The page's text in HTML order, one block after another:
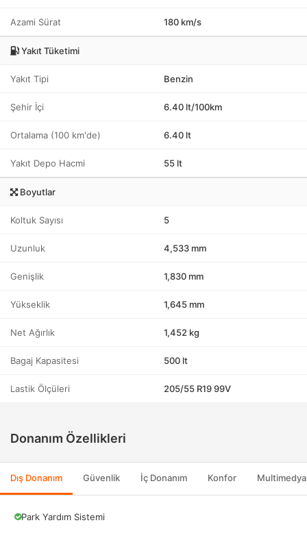
Azami Sürat 180 km/s
Yakıt Tüketimi
Yakıt Tipi Benzin
Şehir İçi 6.40 lt/100km
Ortalama (100 km'de) 6.40 lt
Yakıt Depo Hacmi 55 lt
Boyutlar
Koltuk Sayısı 5
Uzunluk 4,533 mm
Genişlik 1,830 mm
Yükseklik 1,645 mm
Net Ağırlık 1,452 kg
Bagaj Kapasitesi 500 lt
Lastik Ölçüleri 205/55 R19 99V
Donanım Özellikleri
Dış Donanım Güvenlik İç Donanım Konfor Multimedya
Park Yardım Sistemi